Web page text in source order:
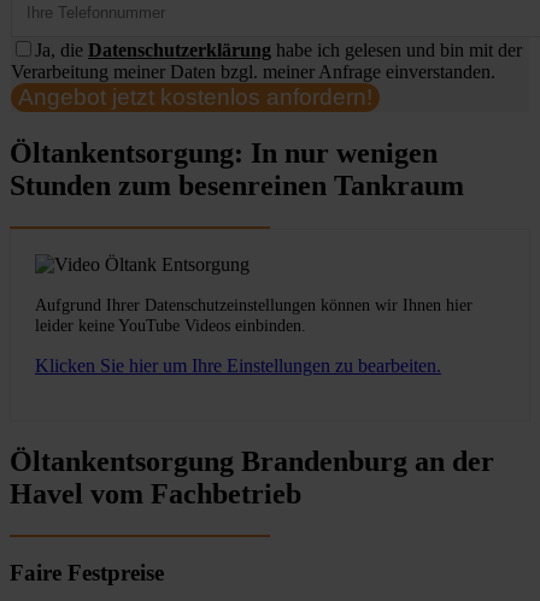
Ja, die Datenschutzerklärung habe ich gelesen und bin mit der
Verarbeitung meiner Daten bzgl. meiner Anfrage einverstanden.
Angebot jetzt kostenlos anfordern!
Öltankentsorgung: In nur wenigen
Stunden zum besenreinen Tankraum
Aufgrund Ihrer Datenschutzeinstellungen können wir Ihnen hier
leider keine YouTube Videos einbinden.
Klicken Sie hier um Ihre Einstellungen zu bearbeiten.
Öltankentsorgung Brandenburg an der
Havel vom Fachbetrieb
Faire Festpreise